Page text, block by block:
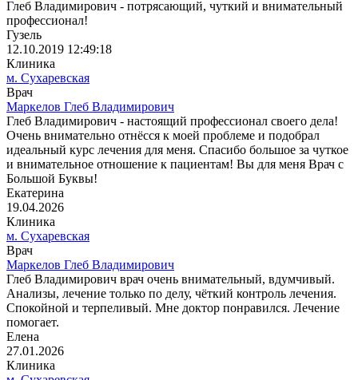
Глеб Владимирович - потрясающий, чуткий и внимательный
профессионал!
Гузель
12.10.2019 12:49:18
Клиника
м. Сухаревская
Врач
Маркелов Глеб Владимирович
Глеб Владимирович - настоящий профессионал своего дела!
Очень внимательно отнёсся к моей проблеме и подобрал
идеальный курс лечения для меня. Спасибо большое за чуткое
и внимательное отношение к пациентам! Вы для меня Врач с
Большой Буквы!
Екатерина
19.04.2026
Клиника
м. Сухаревская
Врач
Маркелов Глеб Владимирович
Глеб Владимирович врач очень внимательный, вдумчивый.
Анализы, лечение только по делу, чëткий контроль лечения.
Спокойной и терпеливый. Мне доктор понравился. Лечение
помогает.
Елена
27.01.2026
Клиника